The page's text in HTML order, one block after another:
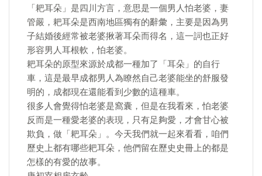
「耙耳朵」是四川方言，意思是一個男人怕老婆，妻
管嚴，耙耳朵是西南地區獨有的辭彙，主要是因為男
子結婚後經常被老婆揪著耳朵而得名，這一詞也正好
形容男人耳根軟，怕老婆。
耙耳朵的原型來源於成都一種加了「耳朵」的自行
車，這是最早成都男人為瞭然自己老婆能坐的舒服發
明的，成都現在還能看到少數的這種車。
很多人會覺得怕老婆是窩囊，但是在我看來，怕老婆
反而是一種愛老婆的表現，只有足夠愛，才會甘心被
欺負，做「耙耳朵」。今天我們就一起來看看，咱們
歷史上都有哪些耙耳朵，他們留在歷史史冊上的都是
怎樣的有愛的故事。